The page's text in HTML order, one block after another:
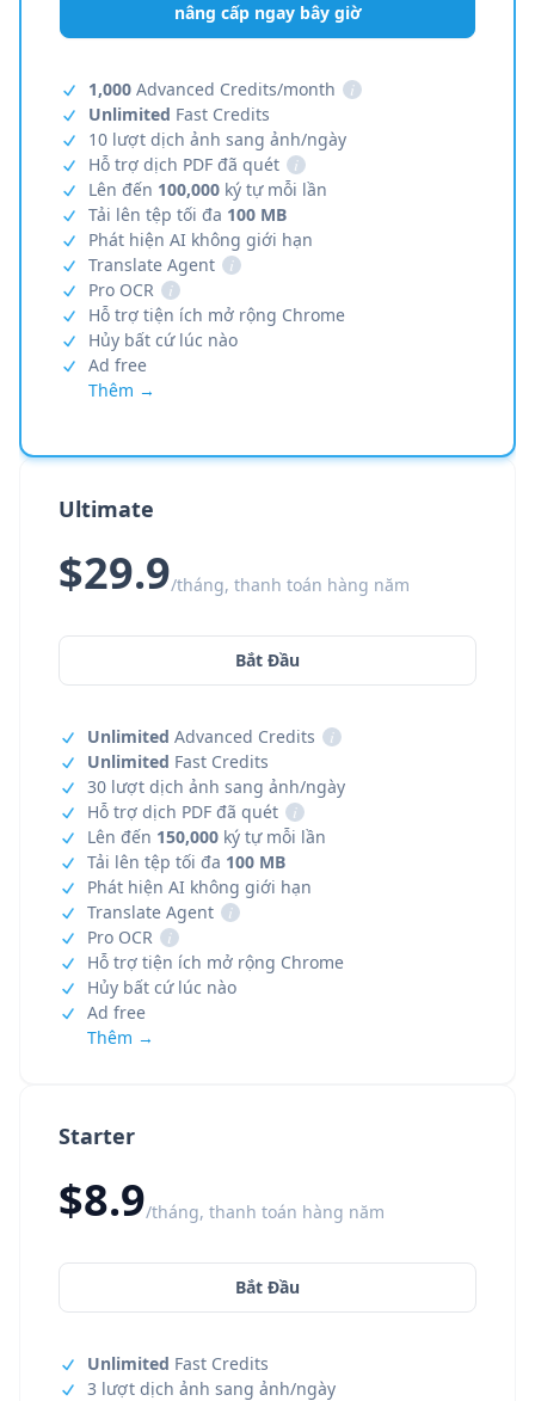
Starter
$8.9/tháng, thanh toán hàng năm
Bắt Đầu
Unlimited Fast Credits
3 lượt dịch ảnh sang ảnh/ngày
nâng cấp ngay bây giờ
1,000 Advanced Credits/month
i
Unlimited Fast Credits
10 lượt dịch ảnh sang ảnh/ngày
Hỗ trợ dịch PDF đã quét
i
Lên đến 100,000 ký tự mỗi lần
Tải lên tệp tối đa 100 MB
Phát hiện AI không giới hạn
Translate Agent
i
Pro OCR
i
Hỗ trợ tiện ích mở rộng Chrome
Hủy bất cứ lúc nào
Ad free
Thêm →
Ultimate
$29.9/tháng, thanh toán hàng năm
Bắt Đầu
Unlimited Advanced Credits
i
Unlimited Fast Credits
30 lượt dịch ảnh sang ảnh/ngày
Hỗ trợ dịch PDF đã quét
i
Lên đến 150,000 ký tự mỗi lần
Tải lên tệp tối đa 100 MB
Phát hiện AI không giới hạn
Translate Agent
i
Pro OCR
i
Hỗ trợ tiện ích mở rộng Chrome
Hủy bất cứ lúc nào
Ad free
Thêm →